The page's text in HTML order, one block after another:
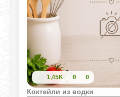
1,45K 0 0
Коктейли из водки